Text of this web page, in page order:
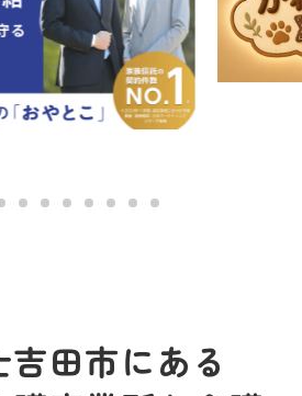
田市にある